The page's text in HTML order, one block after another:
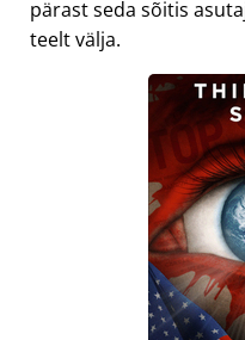
pärast seda sõitis
teelt välja.